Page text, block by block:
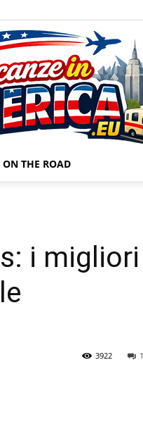
ON THE ROAD
i migliori
1
3922